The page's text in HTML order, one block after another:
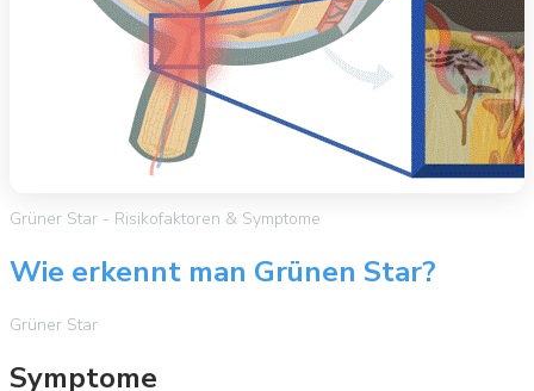
Grüner Star - Risikofaktoren & Symptome
Wie erkennt man Grünen Star?
Grüner Star
Symptome